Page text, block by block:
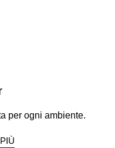
per ogni ambiente.